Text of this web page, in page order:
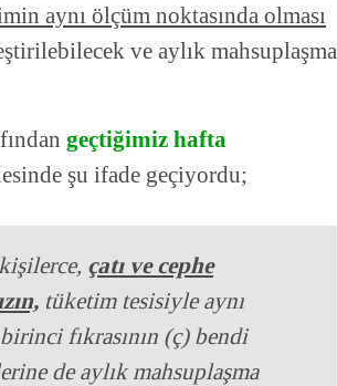
aynı ölçüm noktasında olması
ve aylık mahsuplaşma
geçtiğimiz hafta
şu ifade geçiyordu;
çatı ve cephe
tüketim tesisiyle aynı
fıkrasının (ç) bendi
de aylık mahsuplaşma